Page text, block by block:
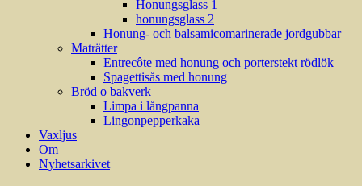
Honungsglass 1
honungsglass 2
Honung- och balsamicomarinerade jordgubbar
Maträtter
Entrecôte med honung och porterstekt rödlök
Spagettisås med honung
Bröd o bakverk
Limpa i långpanna
Lingonpepperkaka
Vaxljus
Om
Nyhetsarkivet